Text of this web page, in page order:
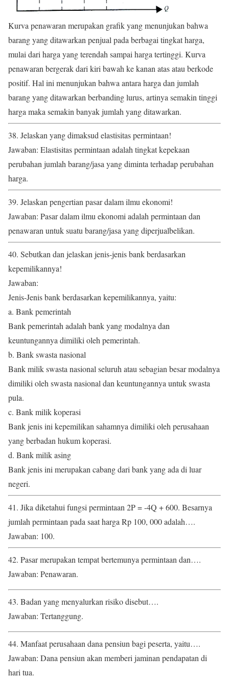
Kurva penawaran merupakan grafik yang menunjukan bahwa
barang yang ditawarkan penjual pada berbagai tingkat harga,
mulai dari harga yang terendah sampai harga tertinggi. Kurva
penawaran bergerak dari kiri bawah ke kanan atas atau berkode
positif. Hal ini menunjukan bahwa antara harga dan jumlah
barang yang ditawarkan berbanding lurus, artinya semakin tinggi
harga maka semakin banyak jumlah yang ditawarkan.
38. Jelaskan yang dimaksud elastisitas permintaan!
Jawaban: Elastisitas permintaan adalah tingkat kepekaan
perubahan jumlah barang/jasa yang diminta terhadap perubahan
harga.
39. Jelaskan pengertian pasar dalam ilmu ekonomi!
Jawaban: Pasar dalam ilmu ekonomi adalah permintaan dan
penawaran untuk suatu barang/jasa yang diperjualbelikan.
40. Sebutkan dan jelaskan jenis-jenis bank berdasarkan
kepemilikannya!
Jawaban:
Jenis-Jenis bank berdasarkan kepemilikannya, yaitu:
a. Bank pemerintah
Bank pemerintah adalah bank yang modalnya dan
keuntungannya dimiliki oleh pemerintah.
b. Bank swasta nasional
Bank milik swasta nasional seluruh atau sebagian besar modalnya
dimiliki oleh swasta nasional dan keuntungannya untuk swasta
pula.
c. Bank milik koperasi
Bank jenis ini kepemilikan sahamnya dimiliki oleh perusahaan
yang berbadan hukum koperasi.
d. Bank milik asing
Bank jenis ini merupakan cabang dari bank yang ada di luar
negeri.
41. Jika diketahui fungsi permintaan 2P = -4Q + 600. Besarnya
jumlah permintaan pada saat harga Rp 100, 000 adalah….
Jawaban: 100.
42. Pasar merupakan tempat bertemunya permintaan dan….
Jawaban: Penawaran.
43. Badan yang menyalurkan risiko disebut….
Jawaban: Tertanggung.
44. Manfaat perusahaan dana pensiun bagi peserta, yaitu….
Jawaban: Dana pensiun akan memberi jaminan pendapatan di
hari tua.